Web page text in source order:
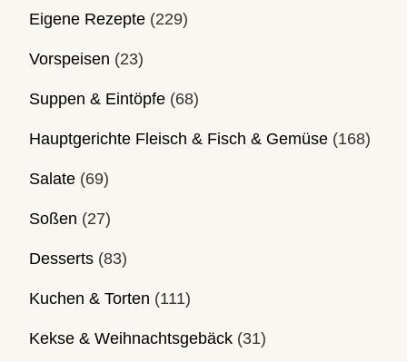
Eigene Rezepte (229)
Vorspeisen (23)
Suppen & Eintöpfe (68)
Hauptgerichte Fleisch & Fisch & Gemüse (168)
Salate (69)
Soßen (27)
Desserts (83)
Kuchen & Torten (111)
Kekse & Weihnachtsgebäck (31)